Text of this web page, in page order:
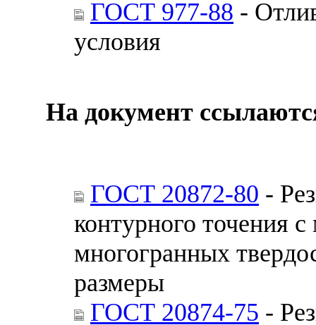
ГОСТ 977-88 -
условия
На документ
ГОСТ 20872-80 -
контурного точения
многогранных
размеры
ГОСТ 20874-75 -